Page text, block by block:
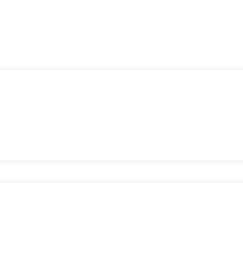
sans complications.
du marché.
des plateformes et des dApps.